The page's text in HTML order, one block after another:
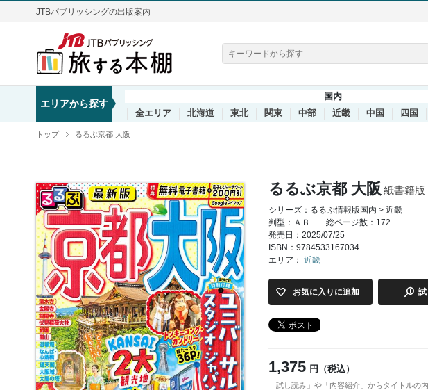
JTBパブリッシングの出版案内
エリアから探す
国内
全エリア
北海道 東北 関東 中部 近畿 中国 四国
トップ るるぶ京都 大阪
るるぶ京都 大阪 紙書籍版
シリーズ：るるぶ情報版国内 > 近畿
判型：ＡＢ
総ページ数：172
発売日：2025/07/25
ISBN：9784533167034
エリア： 近畿
お気に入りに追加
1,375 円（税込）
「試し読み」や「内容紹介」からタイトルの